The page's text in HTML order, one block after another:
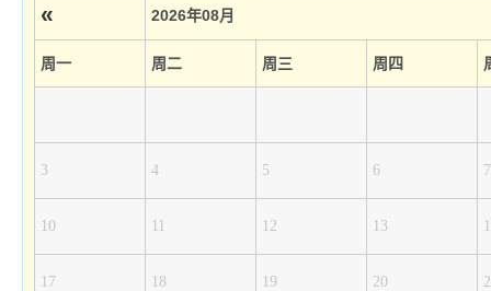
« 2026年08月
周一 周二 周三 周四
3 4 5 6 7
10 11 12 13
17 18 19 20